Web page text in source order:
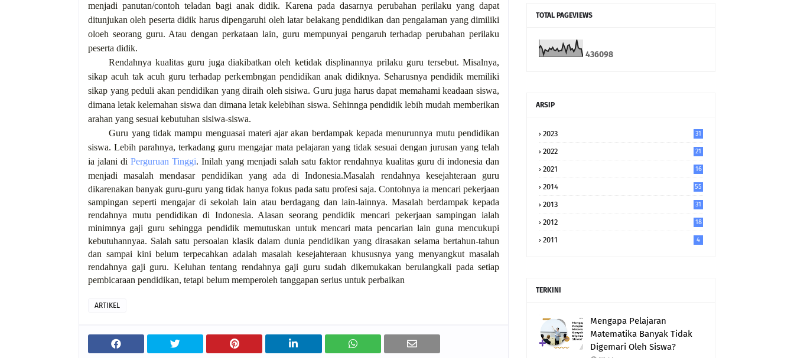
menjadi panutan/contoh teladan bagi anak didik. Karena pada dasarnya perubahan perilaku yang dapat
ditunjukan oleh peserta didik harus dipengaruhi oleh latar belakang pendidikan dan pengalaman yang dimiliki
oloeh seorang guru. Atau dengan perkataan lain, guru mempunyai pengaruh terhadap perubahan perilaku
peserta didik.
Rendahnya kualitas guru juga diakibatkan oleh ketidak displinannya prilaku guru tersebut. Misalnya,
sikap acuh tak acuh guru terhadap perkembngan pendidikan anak didiknya. Seharusnya pendidik memiliki
sikap yang peduli akan pendidikan yang diraih oleh sisiwa. Guru juga harus dapat memahami keadaan siswa,
dimana letak kelemahan siswa dan dimana letak kelebihan siswa. Sehinnga pendidik lebih mudah memberikan
arahan yang sesuai kebutuhan sisiwa-siswa.
Guru yang tidak mampu menguasai materi ajar akan berdampak kepada menurunnya mutu pendidikan
siswa. Lebih parahnya, terkadang guru mengajar mata pelajaran yang tidak sesuai dengan jurusan yang telah
ia jalani di Perguruan Tinggi. Inilah yang menjadi salah satu faktor rendahnya kualitas guru di indonesia dan
menjadi masalah mendasar pendidikan yang ada di Indonesia.Masalah rendahnya kesejahteraan guru
dikarenakan banyak guru-guru yang tidak hanya fokus pada satu profesi saja. Contohnya ia mencari pekerjaan
sampingan seperti mengajar di sekolah lain atau berdagang dan lain-lainnya. Masalah berdampak kepada
rendahnya mutu pendidikan di Indonesia. Alasan seorang pendidik mencari pekerjaan sampingan ialah
minimnya gaji guru sehingga pendidik memutuskan untuk mencari mata pencarian lain guna mencukupi
kebutuhannyaa. Salah satu persoalan klasik dalam dunia pendidikan yang dirasakan selama bertahun-tahun
dan sampai kini belum terpecahkan adalah masalah kesejahteraan khususnya yang menyangkut masalah
rendahnya gaji guru. Keluhan tentang rendahnya gaji guru sudah dikemukakan berulangkali pada setiap
pembicaraan pendidikan, tetapi belum memperoleh tanggapan serius untuk perbaikan
ARTIKEL
TOTAL PAGEVIEWS
436098
ARSIP
2023 31
2022 21
2021 16
2014 55
2013 31
2012 18
2011 4
TERKINI
Mengapa Pelajaran
Matematika Banyak Tidak
Digemari Oleh Siswa?